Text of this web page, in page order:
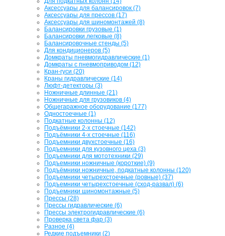
Аксессуары для балансировок (7)
Аксессуары для прессов (17)
Аксессуары для шиномонтажей (8)
Балансировки грузовые (1)
Балансировки легковые (8)
Балансировочные стенды (5)
Для кондиционеров (5)
Домкраты пневмогидравлические (1)
Домкраты с пневмоприводом (12)
Кран-гуси (20)
Краны гидравлические (14)
Люфт-детекторы (3)
Ножничные длинные (21)
Ножничные для грузовиков (4)
Общегаражное оборудование (177)
Одностоечные (1)
Подкатные колонны (12)
Подъёмники 2-х стоечные (142)
Подъёмники 4-х стоечные (116)
Подъемники двухстоечные (16)
Подъемники для кузовного цеха (3)
Подъемники для мототехники (29)
Подъемники ножничные (короткие) (9)
Подъёмники ножничные, подкатные колонны (120)
Подъемники четырехстоечные (ровные) (37)
Подъемники четырехстоечные (сход-развал) (6)
Подъемники шиномонтажные (5)
Прессы (28)
Прессы гидравлические (6)
Прессы электрогидравлические (6)
Проверка света фар (3)
Разное (4)
Редкие подъемники (2)